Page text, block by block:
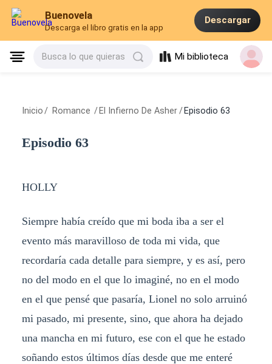
Buenovela
Descarga el libro gratis en la app
Descargar
Busca lo que quieras Mi biblioteca
Inicio / Romance / El Infierno De Asher / Episodio 63
Episodio 63
HOLLY
Siempre había creído que mi boda iba a ser el
evento más maravilloso de toda mi vida, que
recordaría cada detalle para siempre, y es así, pero
no del modo en el que lo imaginé, no en el modo
en el que pensé que pasaría, Lionel no solo arruinó
mi pasado, mi presente, sino, que ahora ha dejado
una mancha en mi futuro, ese con el que he estado
soñando estos últimos días desde que me enteré